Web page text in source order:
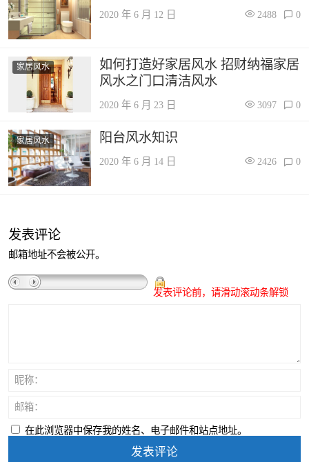
2020 年 6 月 12 日 2488 0
家居风水
如何打造好家居风水 招财纳福家居
风水之门口清洁风水
2020 年 6 月 23 日 3097 0
家居风水 阳台风水知识
2020 年 6 月 14 日 2426 0
发表评论
邮箱地址不会被公开。
发表评论前，请滑动滚动条解锁
昵称：
邮箱：
在此浏览器中保存我的姓名、电子邮件和站点地址。